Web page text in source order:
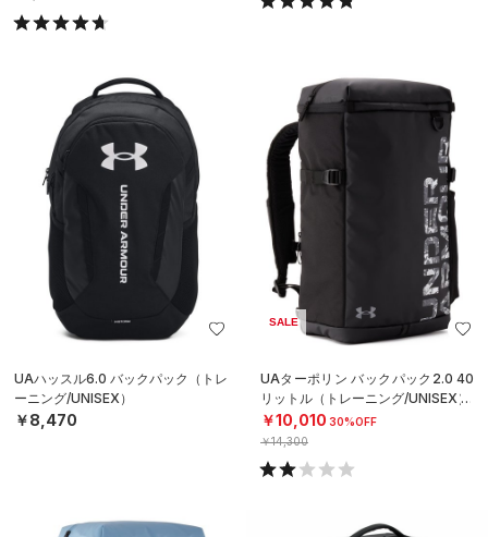
UAハッスル6.0 バックパック（トレ
ーニング/UNISEX）
￥8,470
SALE
UAターポリン バックパック2.0 40
リットル（トレーニング/UNISEX）
￥10,010 30%OFF
￥14,300